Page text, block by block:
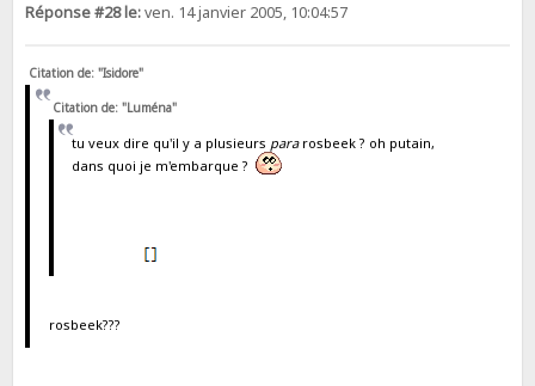
Réponse #28 le:ven. 14 janvier 2005, 10:04:57
Citation de: "Isidore"
Citation de: "Luména"
tu veux dire qu'il y a plusieurs para rosbeek ? oh putain,
dans quoi je m'embarque ?
rosbeek???